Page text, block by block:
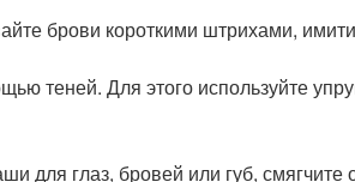
брови короткими штрихами,
теней. Для этого используйте
для глаз, бровей или губ, смягчите